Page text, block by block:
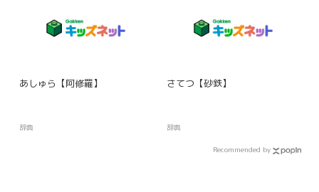
あしゅら【阿修羅】
辞典
さてつ【砂鉄】
辞典
Recommended by